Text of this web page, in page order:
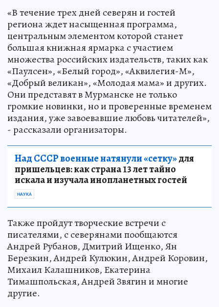
«В течение трех дней северян и гостей
региона ждет насыщенная программа,
центральным элементом которой станет
большая книжная ярмарка с участием
множества российских издательств, таких как
«Паулсен», «Белый город», «Аквилегия-М»,
«Добрый великан», «Молодая мама» и других.
Они представят в Мурманске не только
громкие новинки, но и проверенные временем
издания, уже завоевавшие любовь читателей»,
- рассказали организаторы.
Над СССР военные натянули «сетку»для
пришельцев: как страна 13 лет тайно
искала и изучала инопланетных гостей
НАУКА
Также пройдут творческие встречи с
писателями, с северянами пообщаются
Андрей Рубанов, Дмитрий Ищенко, Ян
Березкин, Андрей Кулюкин, Андрей Коровин,
Михаил Калашников, Екатерина
Тимашпольская, Андрей Звягин и многие
другие.